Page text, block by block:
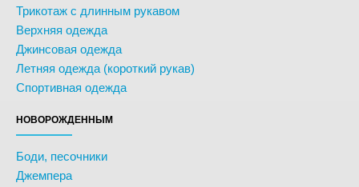
Трикотаж с длинным рукавом
Верхняя одежда
Джинсовая одежда
Летняя одежда (короткий рукав)
Спортивная одежда
НОВОРОЖДЕННЫМ
Боди, песочники
Джемпера